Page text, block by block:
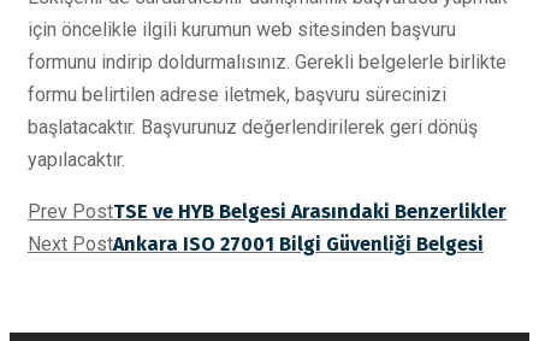
için öncelikle ilgili kurumun web sitesinden başvuru
formunu indirip doldurmalısınız. Gerekli belgelerle birlikte
formu belirtilen adrese iletmek, başvuru sürecinizi
başlatacaktır. Başvurunuz değerlendirilerek geri dönüş
yapılacaktır.
Prev PostTSE ve HYB Belgesi Arasındaki Benzerlikler
Next PostAnkara ISO 27001 Bilgi Güvenliği Belgesi